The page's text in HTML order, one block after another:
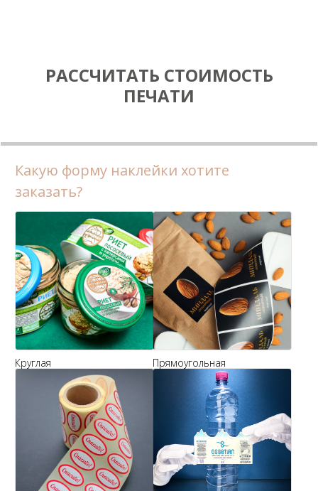
РАССЧИТАТЬ СТОИМОСТЬ
ПЕЧАТИ
Какую форму наклейки хотите
заказать?
Круглая Прямоугольная